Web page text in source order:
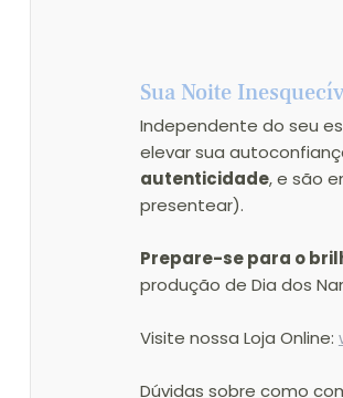
Sua Noite
Independente do seu
elevar sua
autenticidade, e são
presentear).
Prepare-se para o
produção de Dia dos
Visite nossa Loja Online:
Dúvidas sobre como